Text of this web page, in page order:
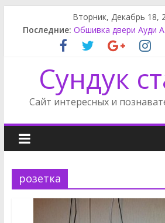
Вторник, Декабрь 18,
Последние:
Замена салонного
Обшивка двери Ауди
Шкатулка ручной
Поделки из поршня
Сундук
Сайт интересных и
розетка